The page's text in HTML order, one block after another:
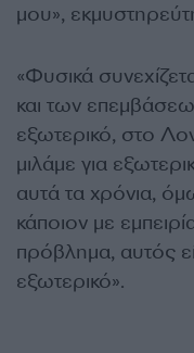
μου»,
«Φυσικά
και των
εξωτερικό, στο
μιλάμε για
αυτά τα χρόνια,
κάποιον με
πρόβλημα, αυτός
εξωτερικό».